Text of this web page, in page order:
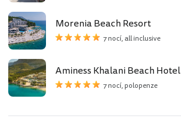
Morenia Beach Resort
7 nocí, all inclusive
Aminess Khalani Beach Hotel
7 nocí, polopenze